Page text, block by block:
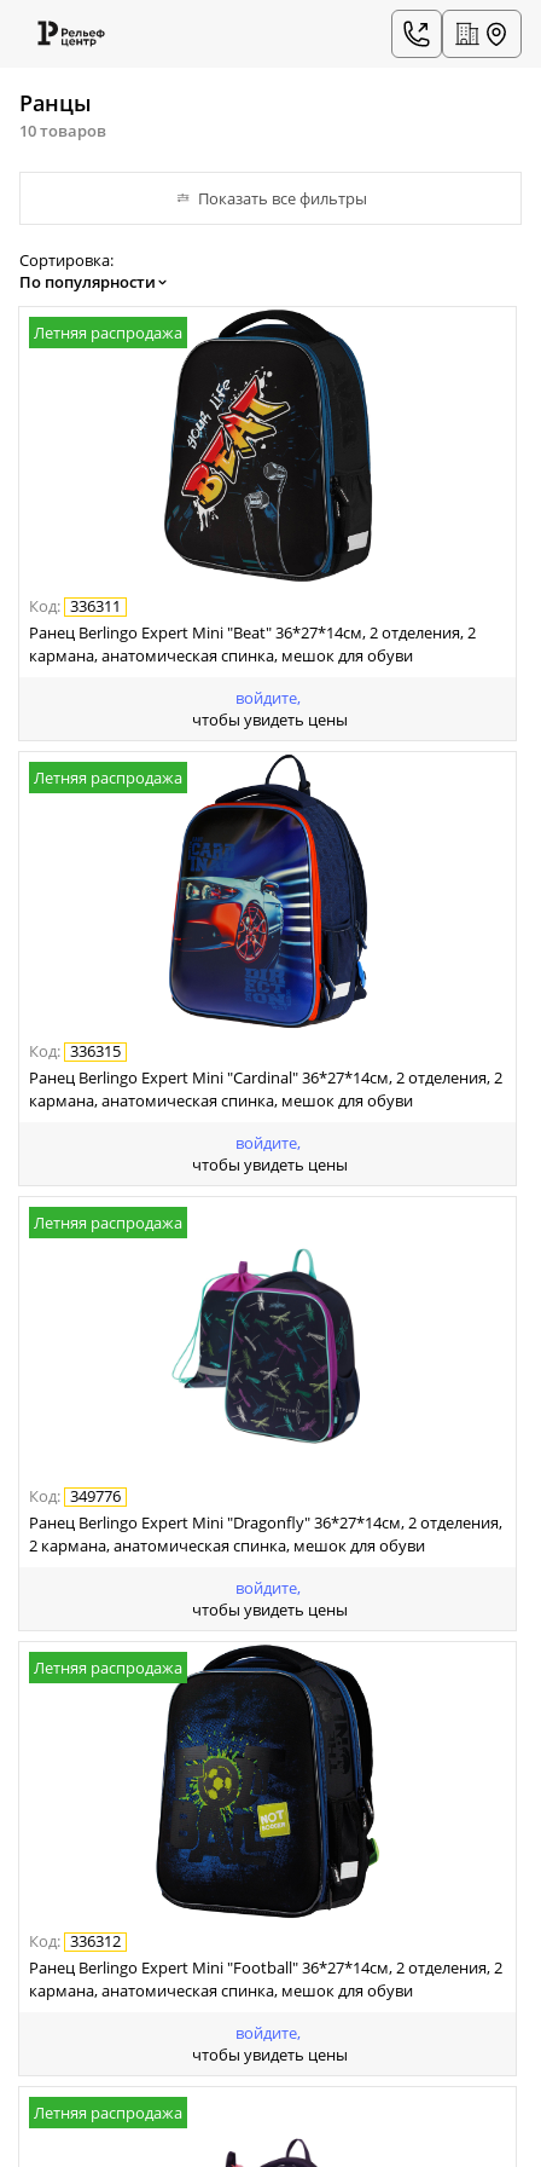
Ранцы
10 товаров
Показать все фильтры
Сортировка:
По популярности
Летняя распродажа
Код: 336311
Ранец Berlingo Expert Mini "Beat" 36*27*14см, 2 отделения, 2
кармана, анатомическая спинка, мешок для обуви
войдите,
чтобы увидеть цены
Летняя распродажа
Код: 336315
Ранец Berlingo Expert Mini "Cardinal" 36*27*14см, 2 отделения, 2
кармана, анатомическая спинка, мешок для обуви
войдите,
чтобы увидеть цены
Летняя распродажа
Код: 349776
Ранец Berlingo Expert Mini "Dragonfly" 36*27*14см, 2 отделения,
2 кармана, анатомическая спинка, мешок для обуви
войдите,
чтобы увидеть цены
Летняя распродажа
Код: 336312
Ранец Berlingo Expert Mini "Football" 36*27*14см, 2 отделения, 2
кармана, анатомическая спинка, мешок для обуви
войдите,
чтобы увидеть цены
Летняя распродажа